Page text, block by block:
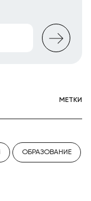
МЕТКИ
ОБРАЗОВАНИЕ